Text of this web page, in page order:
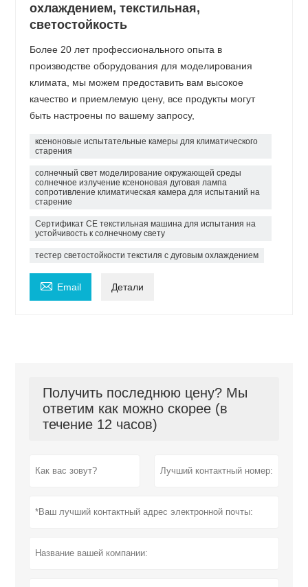
охлаждением, текстильная,
светостойкость
Более 20 лет профессионального опыта в
производстве оборудования для моделирования
климата, мы можем предоставить вам высокое
качество и приемлемую цену, все продукты могут
быть настроены по вашему запросу,
ксеноновые испытательные камеры для климатического
старения
солнечный свет моделирование окружающей среды
солнечное излучение ксеноновая дуговая лампа
сопротивление климатическая камера для испытаний на
старение
Сертификат CE текстильная машина для испытания на
устойчивость к солнечному свету
тестер светостойкости текстиля с дуговым охлаждением
 Email Детали
Получить последнюю цену? Мы
ответим как можно скорее (в
течение 12 часов)